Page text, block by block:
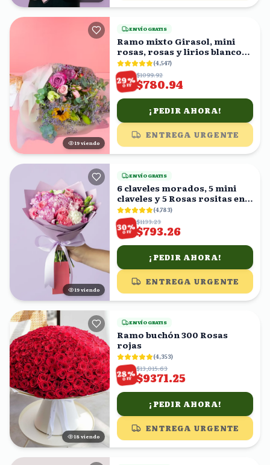
19 viendo
ENVÍO GRATIS
Ramo mixto Girasol, mini
rosas, rosas y lirios blancos
en ramo(4,547)
29%
OFF
$1099.92
$780.94
¡PEDIR AHORA!
ENTREGA URGENTE
20 viendo
ENVÍO GRATIS
6 claveles morados, 5 mini
claveles y 5 Rosas rositas en
ramo
(4,783)
30%
OFF
$1133.23
$793.26
¡PEDIR AHORA!
ENTREGA URGENTE
17 viendo
ENVÍO GRATIS
Ramo buchón 300 Rosas
rojas
(4,353)
28%
OFF
$13,015.63
$9371.25
¡PEDIR AHORA!
ENTREGA URGENTE